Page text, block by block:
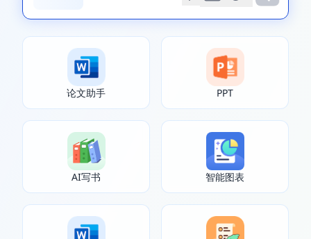
论文助手 PPT
AI写书 智能图表